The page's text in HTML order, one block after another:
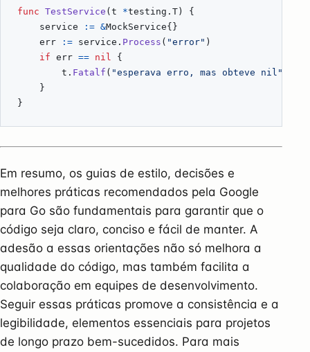
func TestService ( t *testing . T )
{
service
:= &MockService{}
err
:= service . Process ( "error" )
if err == nil
{
t . Fatalf ( "esperava erro, mas obteve nil"
}
}
Em resumo, os guias de estilo, decisões e
melhores práticas recomendados pela Google
para Go são fundamentais para garantir que o
código seja claro, conciso e fácil de manter. A
adesão a essas orientações não só melhora a
qualidade do código, mas também facilita a
colaboração em equipes de desenvolvimento.
Seguir essas práticas promove a consistência e a
legibilidade, elementos essenciais para projetos
de longo prazo bem-sucedidos. Para mais